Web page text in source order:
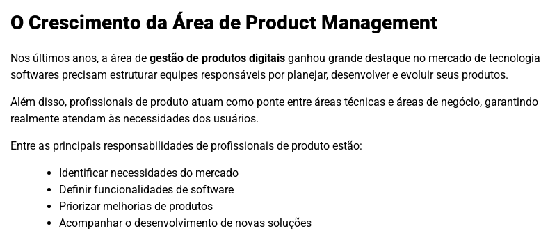
O Crescimento da Área de Product Management
Nos últimos anos, a área de gestão de produtos digitais ganhou grande destaque no mercado de
softwares precisam estruturar equipes responsáveis por planejar, desenvolver e evoluir seus produtos.
Além disso, profissionais de produto atuam como ponte entre áreas técnicas e áreas de negócio,
realmente atendam às necessidades dos usuários.
Entre as principais responsabilidades de profissionais de produto estão:
Identificar necessidades do mercado
Definir funcionalidades de software
Priorizar melhorias de produtos
Acompanhar o desenvolvimento de novas soluções